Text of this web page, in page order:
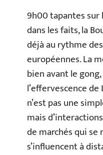
9h00 tapantes sur
dans les faits, la
déjà au rythme
européennes. La
bien avant le
l’effervescence
n’est pas une
mais
de marchés qui
s’influencent à